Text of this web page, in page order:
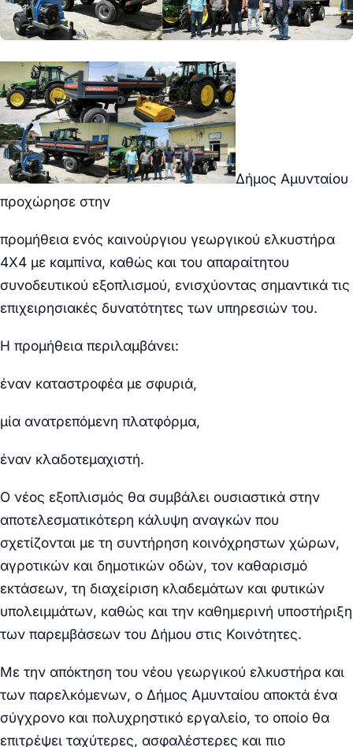
Δήμος Αμυνταίου
προχώρησε στην
προμήθεια ενός καινούργιου γεωργικού ελκυστήρα
4Χ4 με καμπίνα, καθώς και του απαραίτητου
συνοδευτικού εξοπλισμού, ενισχύοντας σημαντικά τις
επιχειρησιακές δυνατότητες των υπηρεσιών του.
Η προμήθεια περιλαμβάνει:
έναν καταστροφέα με σφυριά,
μία ανατρεπόμενη πλατφόρμα,
έναν κλαδοτεμαχιστή.
Ο νέος εξοπλισμός θα συμβάλει ουσιαστικά στην
αποτελεσματικότερη κάλυψη αναγκών που
σχετίζονται με τη συντήρηση κοινόχρηστων χώρων,
αγροτικών και δημοτικών οδών, τον καθαρισμό
εκτάσεων, τη διαχείριση κλαδεμάτων και φυτικών
υπολειμμάτων, καθώς και την καθημερινή υποστήριξη
των παρεμβάσεων του Δήμου στις Κοινότητες.
Με την απόκτηση του νέου γεωργικού ελκυστήρα και
των παρελκόμενων, ο Δήμος Αμυνταίου αποκτά ένα
σύγχρονο και πολυχρηστικό εργαλείο, το οποίο θα
επιτρέψει ταχύτερες, ασφαλέστερες και πιο